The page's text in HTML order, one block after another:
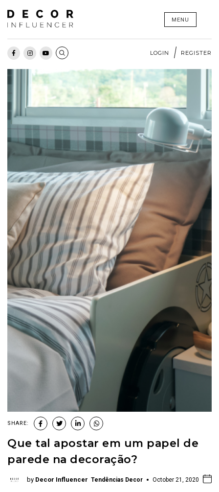
Skip
content
MENU
LOGIN REGISTER
SHARE:
Que tal apostar em um papel de
parede na decoração?
by Decor Influencer Tendências Decor October 21, 2020